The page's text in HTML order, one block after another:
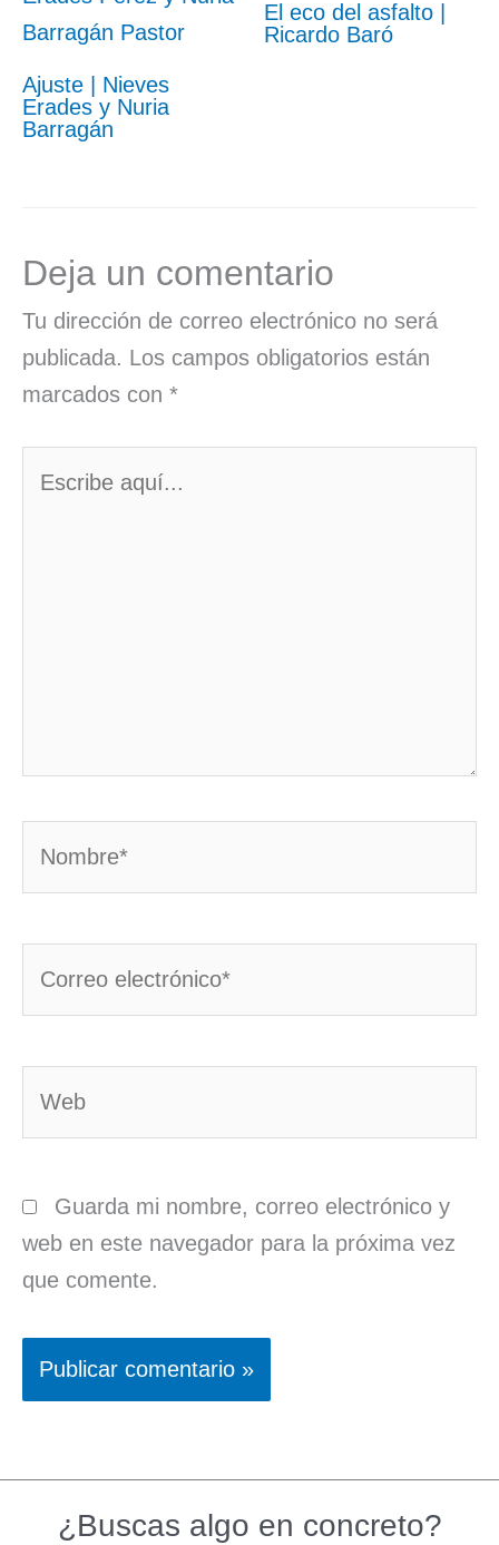
Ajuste | Nieves
Erades y Nuria
Barragán
El eco del asfalto |
Ricardo Baró
Deja un comentario
Tu dirección de correo electrónico no será
publicada. Los campos obligatorios están
marcados con *
Guarda mi nombre, correo electrónico y
web en este navegador para la próxima vez
que comente.
¿Buscas algo en concreto?